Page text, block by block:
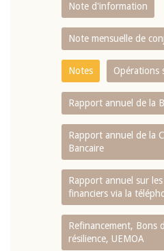
Note d'information
Note mensuelle de
Notes Opérations
Rapport annuel de la
Rapport annuel de la
Bancaire
Rapport annuel sur les
financiers via la
Refinancement, Bons
résilience, UEMOA